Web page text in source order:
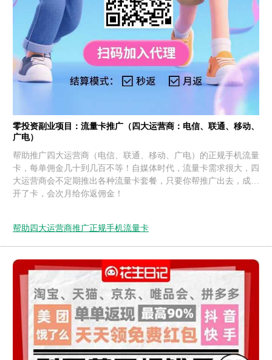
零投资副业项目：流量卡推广（四大运营商：电信、联通、移动、
广电）
帮助推广四大运营商（电信、联通、移动、广电）的正规手机流量
卡，每单佣金几十到几百不等！自媒体时代，流量卡需求很大，四
大运营商会不定期推出各种流量卡套餐，只要你帮推广出去，成功
开了卡，会次月给你返佣金！
帮助四大运营商推广正规手机流量卡